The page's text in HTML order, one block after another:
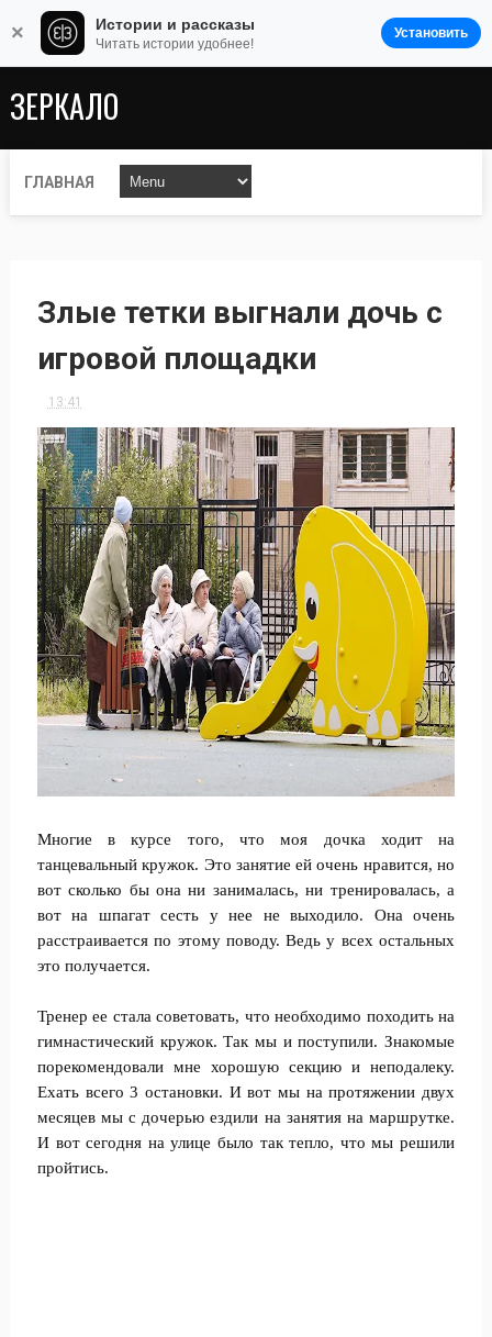
ЗЕРКАЛО
ГЛАВНАЯ
Злые тетки выгнали дочь с
игровой площадки
13:41
Многие в курсе того, что моя дочка ходит на
танцевальный кружок. Это занятие ей очень нравится, но
вот сколько бы она ни занималась, ни тренировалась, а
вот на шпагат сесть у нее не выходило. Она очень
расстраивается по этому поводу. Ведь у всех остальных
это получается.
Тренер ее стала советовать, что необходимо походить на
гимнастический кружок. Так мы и поступили. Знакомые
порекомендовали мне хорошую секцию и неподалеку.
Ехать всего 3 остановки. И вот мы на протяжении двух
месяцев мы с дочерью ездили на занятия на маршрутке.
И вот сегодня на улице было так тепло, что мы решили
пройтись.
× Истории и рассказы
Читать истории удобнее!
Установить